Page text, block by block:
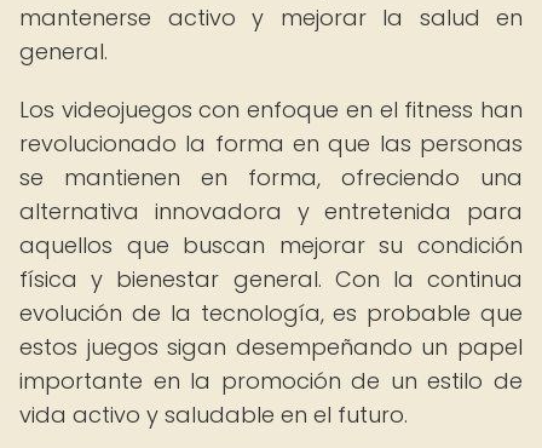
mantenerse activo y mejorar la salud en
general.
Los videojuegos con enfoque en el fitness han
revolucionado la forma en que las personas
se mantienen en forma, ofreciendo una
alternativa innovadora y entretenida para
aquellos que buscan mejorar su condición
física y bienestar general. Con la continua
evolución de la tecnología, es probable que
estos juegos sigan desempeñando un papel
importante en la promoción de un estilo de
vida activo y saludable en el futuro.